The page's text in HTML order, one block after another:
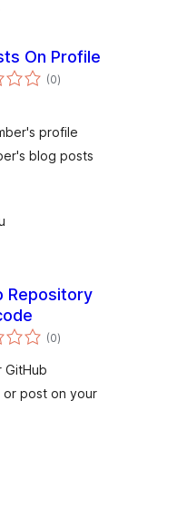
On Profile
(0एकूण
मूल्यांकन
)
profile
blog posts
Repository
(0एकूण
मूल्यांकन
)
GitHub
post on your